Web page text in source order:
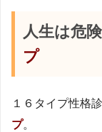
人生は危
プ
１６タイプ性格
プ。